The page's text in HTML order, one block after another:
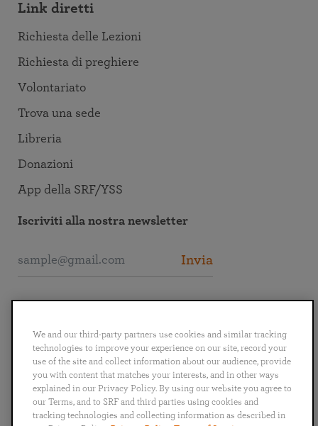
Link diretti
Richiesta delle Lezioni
Richiesta di preghiere
Volontariato
Trova una sede
Libreria
Donazioni
App della SRF/YSS
Iscriviti alla nostra newsletter
Invia
English Deutsch Español Français
Italiano
Português
日本語 ไทย
We and our third-party partners use cookies and similar tracking
technologies to improve your experience on our site, record your
use of the site and collect information about our audience, provide
you with content that matches your interests, and in other ways
explained in our Privacy Policy. By using our website you agree to
our Terms, and to SRF and third parties using cookies and
tracking technologies and collecting information as described in